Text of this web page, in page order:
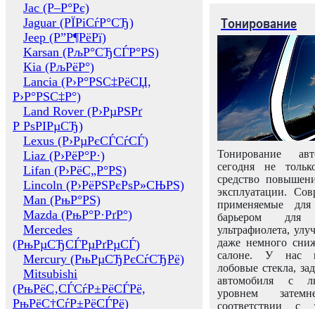
Jac (Р–Р°Рє)
Jaguar (РЇРіСѓР°СЂ)
Jeep (Р”Р¶РёРї)
Karsan (РљР°СЂСЃР°РЅ)
Kia (РљРёР°)
Lancia (Р›Р°РЅС‡РёСЏ,
Р›Р°РЅС‡Р°)
Land Rover (Р›РµРЅРґ
Р РѕРІРµСЂ)
Lexus (Р›РµРєСЃСѓСЃ)
Liaz (Р›РёР°Р·)
Lifan (Р›РёС„Р°РЅ)
Lincoln (Р›РёРЅРєРѕР»СЊРЅ)
Man (РњР°РЅ)
Mazda (РњР°Р·РґР°)
Mercedes
(РњРµСЂСЃРµРґРµСЃ)
Mercury (РњРµСЂРєСѓСЂРё)
Mitsubishi
(РњРёС‚СЃСѓР±РёСЃРё,
РњРёС†СѓР±РёСЃРё)
Тонирование
Тонирование
сегодня не
средство
эксплуатации.
применяемые
барьером для
ультрафиолета,
даже немного
салоне. У нас
лобовые стекла,
автомобиля с
уровнем
соответствии с